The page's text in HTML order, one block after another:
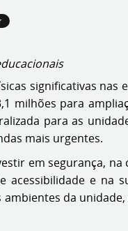
significativas nas
milhões para
para as
mais urgentes.
em segurança,
e na
da